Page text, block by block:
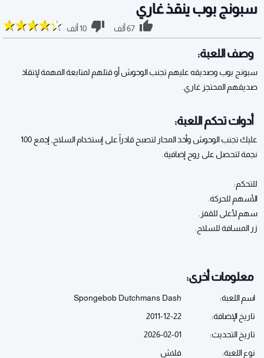
سبونج بوب ينقذ غاري
67 ألف 10 ألف
وصف اللعبة:
سبونج بوب وصديقه عليهم تجنب الوحوش أو قتلهم لمتابعة المهمة لإنقاذ
صديقهم المحتجز غاري.
أدوات تحكم اللعبة:
عليك تجنب الوحوش وأخذ المحار لتصبح قادراً على إستخدام السلاح, إجمع 100
نجمة لتحصل على روح إضافية.
للتحكم:
الأسهم للحركة.
سهم لأعلى للقفز.
زر المسافة للسلاح.
معلومات أخرى:
اسم اللعبة:
Spongebob Dutchmans Dash
تاريخ الإضافة:
2011-12-22
تاريخ التحديث:
2026-02-01
نوع اللعبة:
فلاش